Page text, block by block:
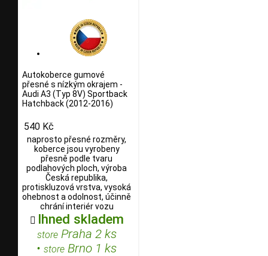
Autokoberce gumové
přesné s nízkým okrajem -
Audi A3 (Typ 8V) Sportback
Hatchback (2012-2016)
540 Kč
naprosto přesné rozměry,
koberce jsou vyrobeny
přesně podle tvaru
podlahových ploch, výroba
Česká republika,
protiskluzová vrstva, vysoká
ohebnost a odolnost, účinně
chrání interiér vozu
 Ihned skladem
storePraha 2 ks
• store Brno 1 ks